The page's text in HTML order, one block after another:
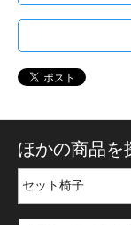
ほかの商品を